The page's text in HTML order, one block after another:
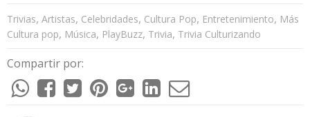
Trivias, Artistas, Celebridades, Cultura Pop, Entretenimiento, Más
Cultura pop, Música, PlayBuzz, Trivia, Trivia Culturizando
Compartir por: